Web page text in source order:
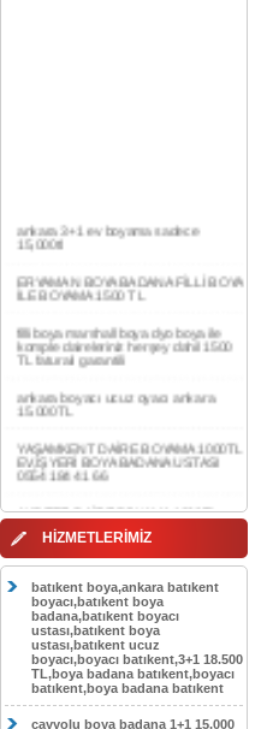
ERYAMAN BOYA BADANA FİLLİ BOYA
İLE BOYAMA 1500 TL
filli boya marshall boya dyo boya ile
komple daireleriniz herşey dahil 1500
ankara boyacı ucuz oyacı ankara
15.000TL
YAŞAMKENT DAİRE BOYAMA 1000TL
EV,İŞYERİ BOYA BADANA USTASI
AKDERE DAİRE BOYAMA 1000TL
EV,İŞYERİ BOYA BADANA USTASI
CEBECİ DAİRE BOYAMA 1000TL
0554 184 41 66
HASKÖY DAİRE BOYAMA 1000TL
EV,İŞYERİ BOYA BADANA USTASI
0554 184 41 66
GÖLBAŞI DAİRE BOYAMA 1000TL
EV,İŞYERİ BOYA BADANA USTASI
0554 184 41 66
HİZMETLERİMİZ
batıkent boya,ankara batıkent
boyacı,batıkent boya
badana,batıkent boyacı
ustası,batıkent boya
ustası,batıkent ucuz
boyacı,boyacı batıkent,3+1 18.500
TL,boya badana batıkent,boyacı
batıkent,boya badana batıkent
çayyolu boya badana 1+1 15,000